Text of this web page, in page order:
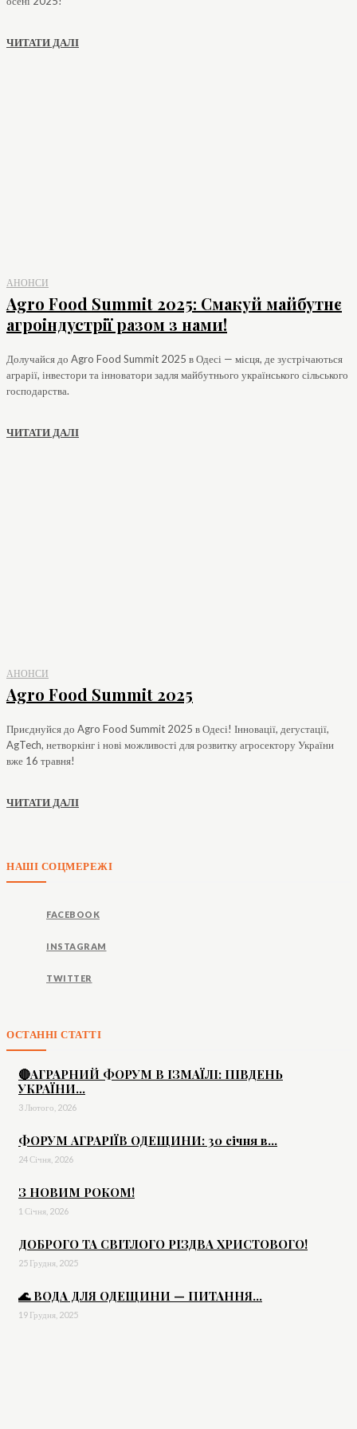
ЧИТАТИ ДАЛІ
АНОНСИ
Agro Food Summit 2025: Смакуй майбутнє
агроіндустрії разом з нами!
Долучайся до Agro Food Summit 2025 в Одесі — місця, де зустрічаються
аграрії, інвестори та інноватори задля майбутнього українського сільського
господарства.
ЧИТАТИ ДАЛІ
АНОНСИ
Agro Food Summit 2025
Приєднуйся до Agro Food Summit 2025 в Одесі! Інновації, дегустації,
AgTech, нетворкінг і нові можливості для розвитку агросектору України
вже 16 травня!
ЧИТАТИ ДАЛІ
НАШІ СОЦМЕРЕЖІ
FACEBOOK
INSTAGRAM
TWITTER
ОСТАННІ СТАТТІ
🔴АГРАРНИЙ ФОРУМ В ІЗМАЇЛІ: ПІВДЕНЬ
УКРАЇНИ...
3 Лютого, 2026
ФОРУМ АГРАРІЇВ ОДЕЩИНИ: 30 січня в...
24 Січня, 2026
З НОВИМ РОКОМ!
1 Січня, 2026
ДОБРОГО ТА СВІТЛОГО РІЗДВА ХРИСТОВОГО!
25 Грудня, 2025
🌊 ВОДА ДЛЯ ОДЕЩИНИ — ПИТАННЯ...
19 Грудня, 2025